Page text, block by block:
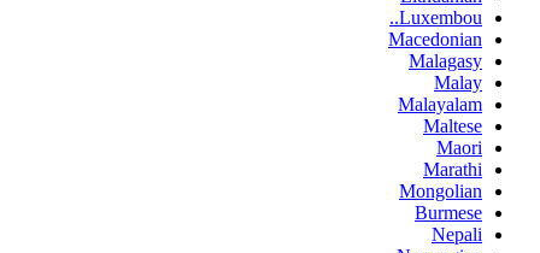
Luxembou..
Macedonian
Malagasy
Malay
Malayalam
Maltese
Maori
Marathi
Mongolian
Burmese
Nepali